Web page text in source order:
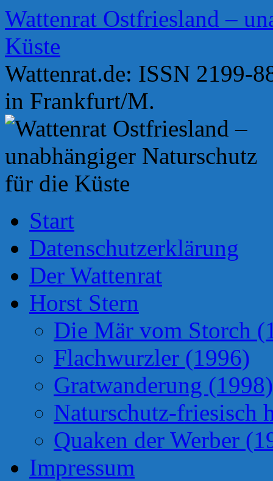
Zum
Inhalt
springen
Wattenrat Ostfriesland –
Küste
Wattenrat.de: ISSN 2199-
in Frankfurt/M.
Start
Datenschutzerklärung
Der Wattenrat
Horst Stern
Die Mär vom Storch
Flachwurzler (1996)
Gratwanderung (1998)
Naturschutz-friesisch
Quaken der Werber
Impressum